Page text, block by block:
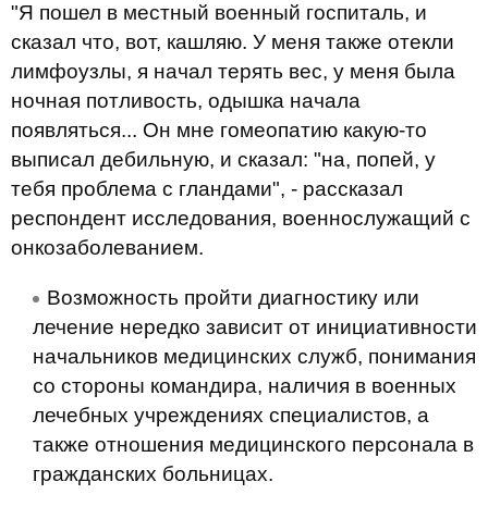
"Я пошел в местный военный госпиталь, и
сказал что, вот, кашляю. У меня также отекли
лимфоузлы, я начал терять вес, у меня была
ночная потливость, одышка начала
появляться... Он мне гомеопатию какую-то
выписал дебильную, и сказал: "на, попей, у
тебя проблема с гландами", - рассказал
респондент исследования, военнослужащий с
онкозаболеванием.
Возможность пройти диагностику или
лечение нередко зависит от инициативности
начальников медицинских служб, понимания
со стороны командира, наличия в военных
лечебных учреждениях специалистов, а
также отношения медицинского персонала в
гражданских больницах.